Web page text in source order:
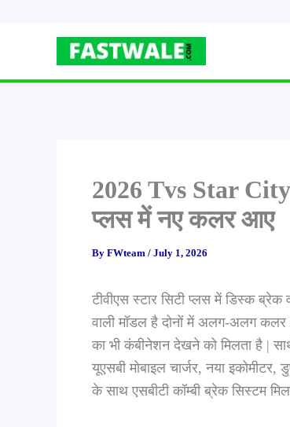
2026 Tvs Star City
प्लस में नए कलर आए
By FWteam / July 1, 2026
टीवीएस स्टार सिटी प्लस में डिस्क
वाली मॉडल है दोनों में अलग-अलग
का भी कंबीनेशन देखने को मिलता है |
यूएसबी मोबाइल चार्जर, नया
के साथ एसबीटी कॉम्बी ब्रेक सिस्टम